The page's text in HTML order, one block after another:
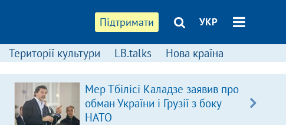
Підтримати УКР
Території культури LB.talks Нова країна
Мер Тбілісі Каладзе заявив про
обман України і Грузії з боку
НАТО